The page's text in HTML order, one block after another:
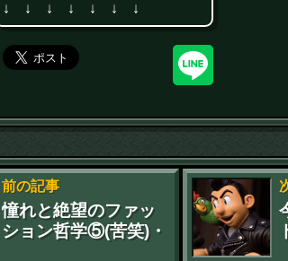
↓ ↓ ↓ ↓ ↓ ↓ ↓
前の記事
憧れと絶望のファッ
ション哲学⑤(苦笑)・